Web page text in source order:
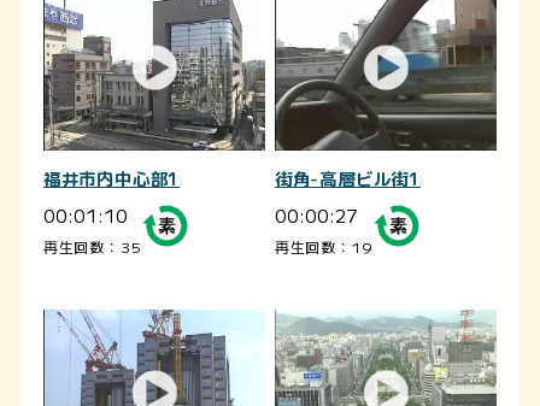
福井市内中心部1
00:01:10
再生回数：35
街角-高層ビル街1
00:00:27
再生回数：19